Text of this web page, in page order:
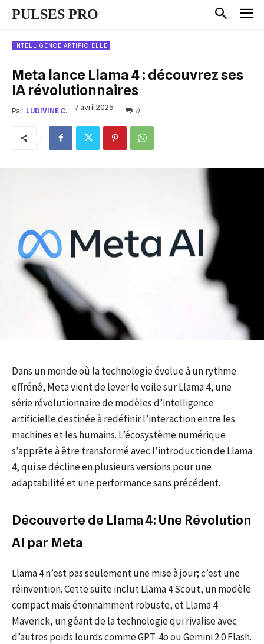
PULSES PRO
INTELLIGENCE ARTIFICIELLE
Meta lance Llama 4 : découvrez ses
IA révolutionnaires
Par LUDIVINE C. 7 avril 2025 0
Dans un monde où la technologie évolue à un rythme
effréné, Meta vient de lever le voile sur Llama 4, une
série révolutionnaire de modèles d’intelligence
artificielle destinée à redéfinir l’interaction entre les
machines et les humains. L’écosystème numérique
s’apprête à être transformé avec l’introduction de Llama
4, qui se décline en plusieurs versions pour une
adaptabilité et une performance sans précédent.
Découverte de Llama 4: Une Révolution
AI par Meta
Llama 4 n’est pas seulement une mise à jour; c’est une
réinvention. Cette suite inclut Llama 4 Scout, un modèle
compact mais étonnamment robuste, et Llama 4
Maverick, un géant de la technologie qui rivalise avec
d’autres poids lourds comme GPT-4o ou Gemini 2.0 Flash.